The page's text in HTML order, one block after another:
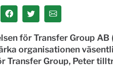
för Transfer Group
organisationen
Transfer Group, Peter